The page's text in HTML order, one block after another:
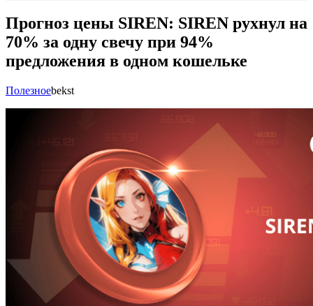
Прогноз цены SIREN: SIREN рухнул на
70% за одну свечу при 94%
предложения в одном кошельке
Полезноеbekst